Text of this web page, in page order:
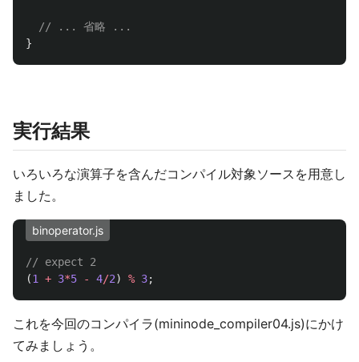
// ... 省略 ...
}
実行結果
いろいろな演算子を含んだコンパイル対象ソースを用意し
ました。
binoperator.js
// expect 2
(1 + 3*5 - 4/2) % 3;
これを今回のコンパイラ(mininode_compiler04.js)にかけ
てみましょう。